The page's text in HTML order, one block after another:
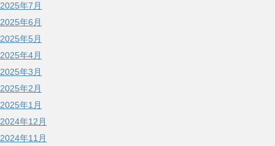
2025年7月
2025年6月
2025年5月
2025年4月
2025年3月
2025年2月
2025年1月
2024年12月
2024年11月